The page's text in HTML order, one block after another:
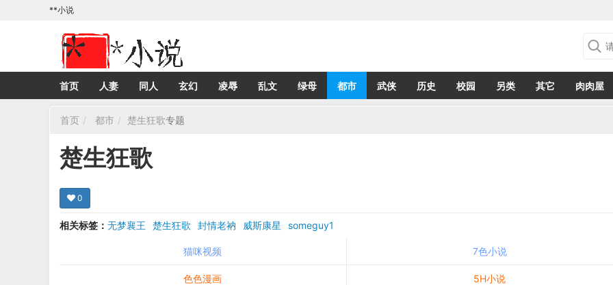
**小说
首页 人妻 同人 玄幻 凌辱 乱文 绿母 都市 武侠 历史 校园 另类 其它 肉肉屋
首页 都市 楚生狂歌专题
楚生狂歌
0
相关标签： 无梦襄王 楚生狂歌 封情老衲 威斯康星 someguy1
猫咪视频 7色小说
色色漫画 5H小说